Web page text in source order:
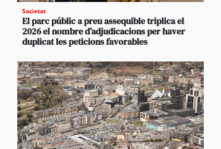
Societat
El parc públic a preu assequible triplica el
2026 el nombre d’adjudicacions per haver
duplicat les peticions favorables